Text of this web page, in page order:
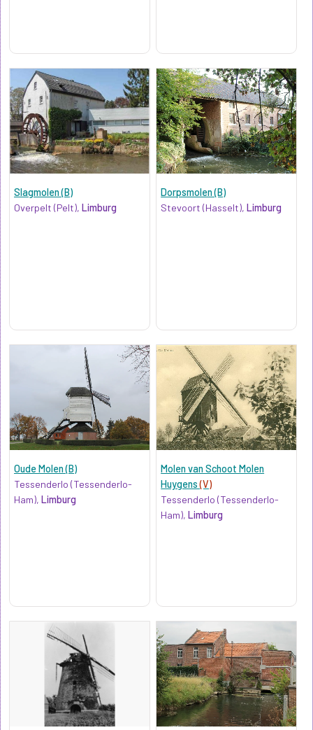
Slagmolen (B)
Overpelt (Pelt), Limburg
Dorpsmolen (B)
Stevoort (Hasselt),Limburg
Oude Molen (B)
Tessenderlo (Tessenderlo-
Ham), Limburg
Molen van Schoot Molen
Huygens(V)
Tessenderlo (Tessenderlo-
Ham),Limburg